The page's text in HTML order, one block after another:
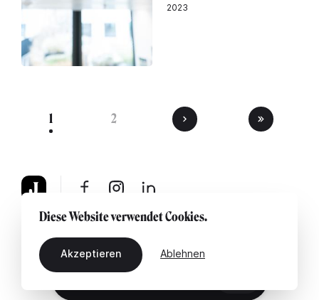
2023
1 2
Über uns Rechtshinweis Kontaktiere uns
Diese Website verwendet Cookies.
Akzeptieren Ablehnen